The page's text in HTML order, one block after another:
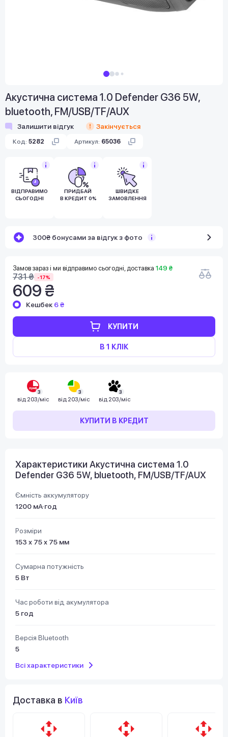
Акустична система 1.0 Defender G36 5W,
bluetooth, FM/USB/TF/AUX
Залишити відгук Закінчується
Код: 5282 Артикул: 65036
ВІДПРАВИМО
СЬОГОДНІ
ПРИДБАЙ
В КРЕДИТ 0%
ШВИДКЕ
ЗАМОВЛЕННЯ
300₴ бонусами за відгук з фото
Замов зараз і ми відправимо сьогодні, доставка 149 ₴
731 ₴ -17%
609 ₴
КУПИТИ
В 1 КЛІК
Кешбек 6 ₴
3
від 203/міс
3
від 203/міс
3
від 203/міс
КУПИТИ В КРЕДИТ
Характеристики Акустична система 1.0
Defender G36 5W, bluetooth, FM/USB/TF/AUX
Ємність аккумулятору
1200 мА·год
Розміри
153 х 75 х 75 мм
Сумарна потужність
5 Вт
Час роботи від акумулятора
5 год
Версія Bluetooth
5
Всі характеристики
Доставка в Київ